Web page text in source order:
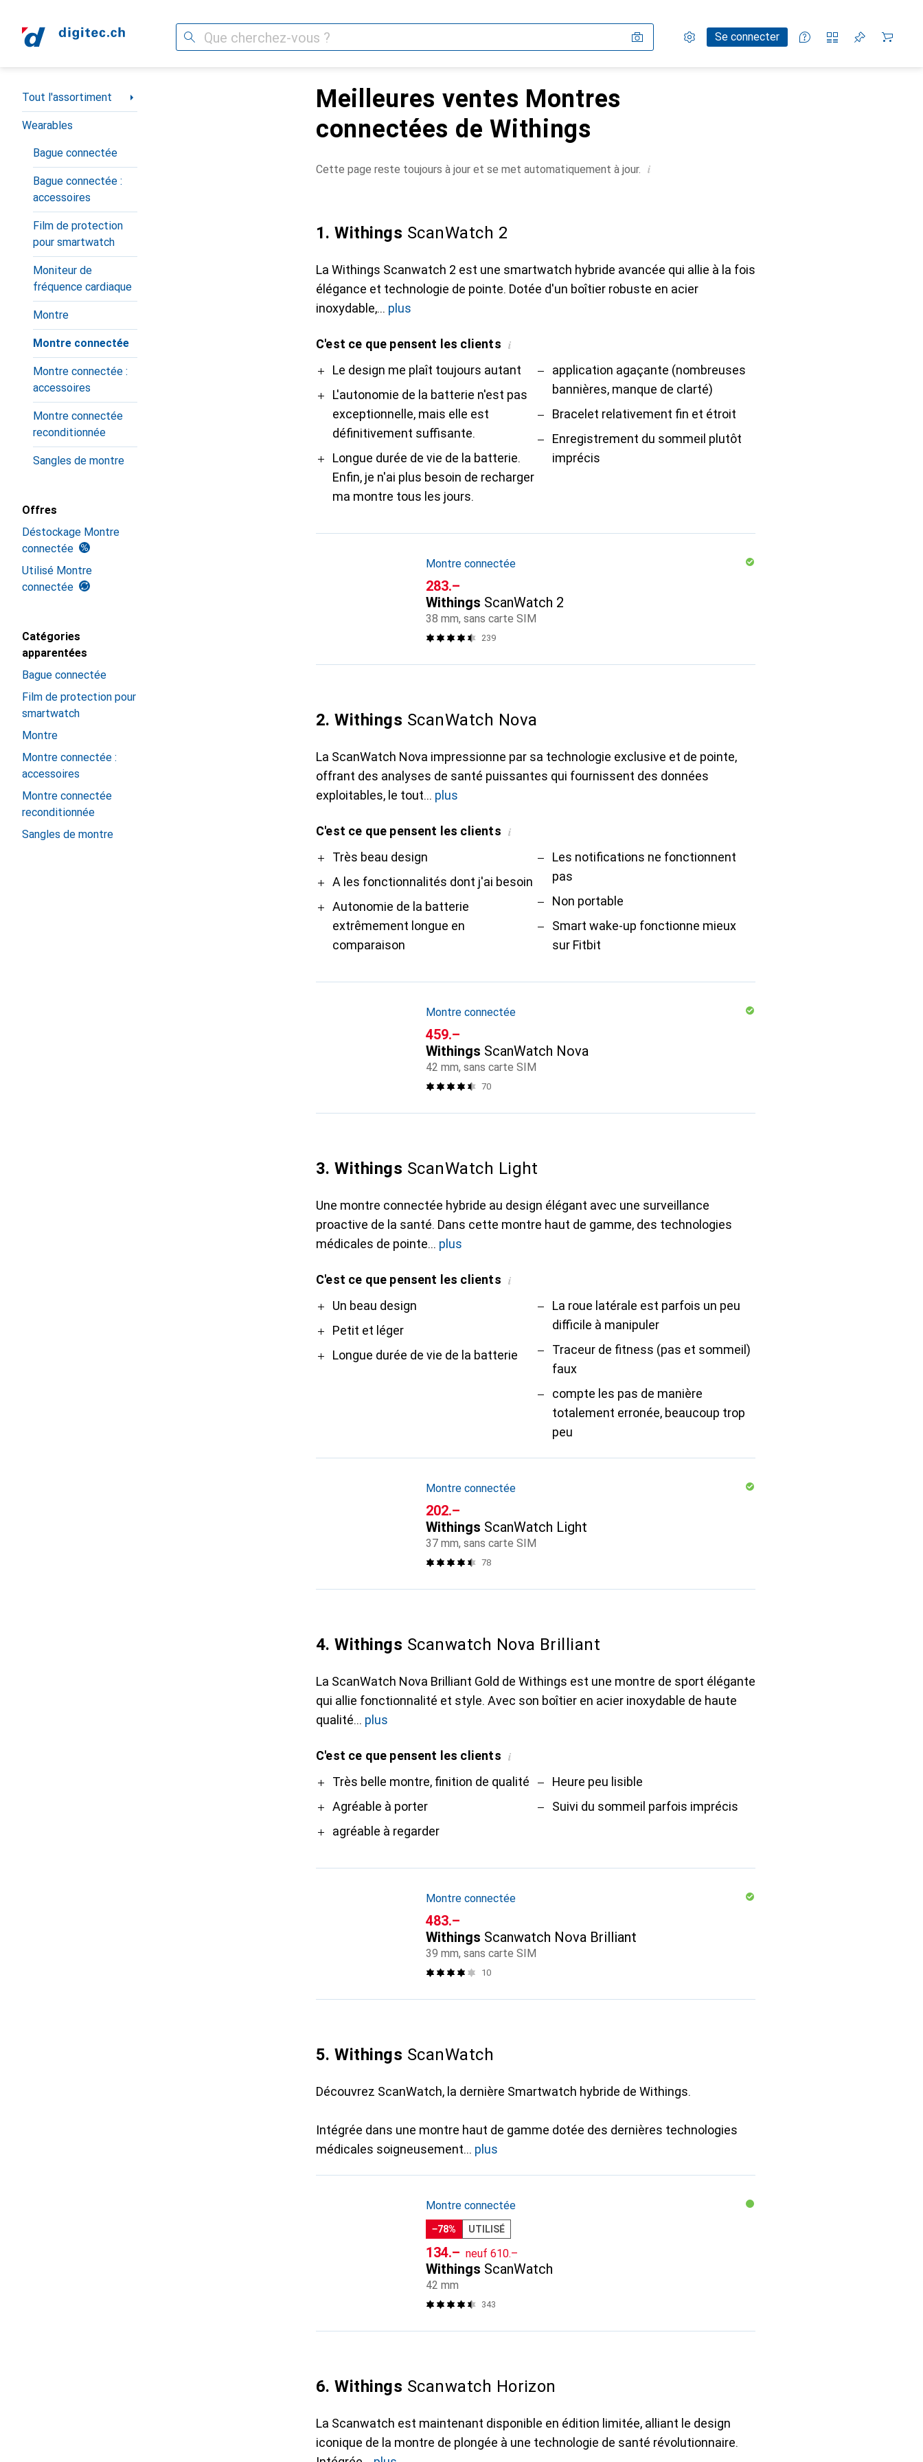
Recherche Paramètres
Compte clientSe connecter
Listes de comparaison
Listes d'envies
Panier
Navigation par catégorie
Tout l'assortiment
Wearables
Bague connectée
Bague connectée :
accessoires
Film de protection
pour smartwatch
Moniteur de
fréquence cardiaque
Montre
Montre connectée
Montre connectée :
accessoires
Montre connectée
reconditionnée
Sangles de montre
Offres
Déstockage Montre
connectée
Utilisé Montre
connectée
Catégories
apparentées
Bague connectée
Film de protection pour
smartwatch
Montre
Montre connectée :
accessoires
Montre connectée
reconditionnée
Sangles de montre
Meilleures ventes Montres
connectées de Withings
Cette page reste toujours à jour et se met automatiquement à jour. i
1. Withings ScanWatch 2
La Withings Scanwatch 2 est une smartwatch hybride avancée qui allie à la fois
élégance et technologie de pointe. Dotée d'un boîtier robuste en acier
inoxydable,
plus
C'est ce que pensent les clients i
ProLe design me plaît toujours autant
L'autonomie de la batterie n'est pas
exceptionnelle, mais elle est
définitivement suffisante.
Longue durée de vie de la batterie.
Enfin, je n'ai plus besoin de recharger
ma montre tous les jours.
Contre
application agaçante (nombreuses
bannières, manque de clarté)
Bracelet relativement fin et étroit
Enregistrement du sommeil plutôt
imprécis
Montre connectée
CHF
283.–
Withings ScanWatch 2
38 mm, sans carte SIM
239
2. Withings ScanWatch Nova
La ScanWatch Nova impressionne par sa technologie exclusive et de pointe,
offrant des analyses de santé puissantes qui fournissent des données
exploitables, le tout
plus
C'est ce que pensent les clients i
ProTrès beau design
A les fonctionnalités dont j'ai besoin
Autonomie de la batterie
extrêmement longue en
comparaison
Contre
Les notifications ne fonctionnent
pas
Non portable
Smart wake-up fonctionne mieux
sur Fitbit
Montre connectée
CHF
459.–
Withings ScanWatch Nova
42 mm, sans carte SIM
70
3. Withings ScanWatch Light
Une montre connectée hybride au design élégant avec une surveillance
proactive de la santé. Dans cette montre haut de gamme, des technologies
médicales de pointe
plus
C'est ce que pensent les clients i
ProUn beau design
Petit et léger
Longue durée de vie de la batterie
Contre
La roue latérale est parfois un peu
difficile à manipuler
Traceur de fitness (pas et sommeil)
faux
compte les pas de manière
totalement erronée, beaucoup trop
peu
Montre connectée
CHF
202.–
Withings ScanWatch Light
37 mm, sans carte SIM
78
4. Withings Scanwatch Nova Brilliant
La ScanWatch Nova Brilliant Gold de Withings est une montre de sport élégante
qui allie fonctionnalité et style. Avec son boîtier en acier inoxydable de haute
qualité
plus
C'est ce que pensent les clients i
ProTrès belle montre, finition de qualité
Agréable à porter
agréable à regarder
Contre
Heure peu lisible
Suivi du sommeil parfois imprécis
Montre connectée
CHF
483.–
Withings Scanwatch Nova Brilliant
39 mm, sans carte SIM
10
5. Withings ScanWatch
Découvrez ScanWatch, la dernière Smartwatch hybride de Withings.
Intégrée dans une montre haut de gamme dotée des dernières technologies
médicales soigneusement
plus
Montre connectée
−78% UTILISÉ
CHF
134.– neuf CHF
610.–
Withings ScanWatch
42 mm
343
6. Withings Scanwatch Horizon
La Scanwatch est maintenant disponible en édition limitée, alliant le design
iconique de la montre de plongée à une technologie de santé révolutionnaire.